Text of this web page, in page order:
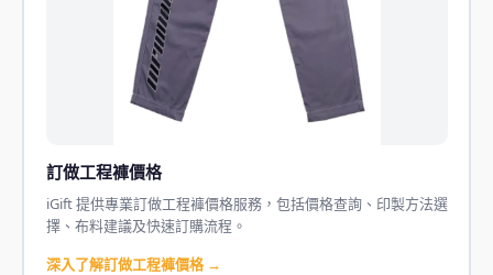
訂做工程褲價格
iGift 提供專業訂做工程褲價格服務，包括價格查詢、印製方法選
擇、布料建議及快速訂購流程。
深入了解訂做工程褲價格 →